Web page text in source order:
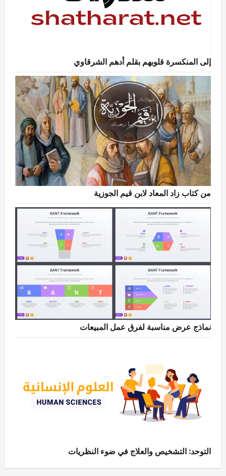
إلى المنكسرة قلوبهم بقلم أدهم الشرقاوي
من كتاب زاد المعاد لابن قيم الجوزية
نماذج عرض مناسبة لفرق عمل المبيعات
التوحد: التشخيص والعلاج في ضوء النظريات